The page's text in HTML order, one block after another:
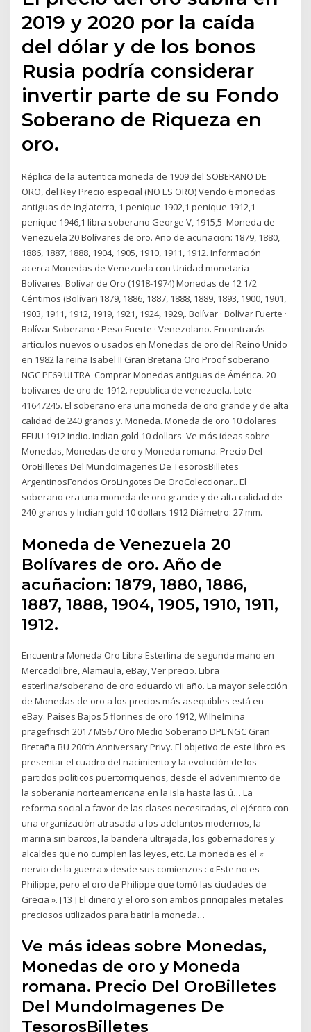
2019 y 2020 por la caída
del dólar y de los bonos
Rusia podría considerar
invertir parte de su Fondo
Soberano de Riqueza en
oro.
Réplica de la autentica moneda de 1909 del SOBERANO DE
ORO, del Rey Precio especial (NO ES ORO) Vendo 6 monedas
antiguas de Inglaterra, 1 penique 1902,1 penique 1912,1
penique 1946,1 libra soberano George V, 1915,5 Moneda de
Venezuela 20 Bolívares de oro. Año de acuñacion: 1879, 1880,
1886, 1887, 1888, 1904, 1905, 1910, 1911, 1912. Información
acerca Monedas de Venezuela con Unidad monetaria
Bolívares. Bolívar de Oro (1918-1974) Monedas de 12 1/2
Céntimos (Bolívar) 1879, 1886, 1887, 1888, 1889, 1893, 1900, 1901,
1903, 1911, 1912, 1919, 1921, 1924, 1929,. Bolívar · Bolívar Fuerte ·
Bolívar Soberano · Peso Fuerte · Venezolano. Encontrarás
artículos nuevos o usados en Monedas de oro del Reino Unido
en 1982 la reina Isabel II Gran Bretaña Oro Proof soberano
NGC PF69 ULTRA Comprar Monedas antiguas de Ámérica. 20
bolivares de oro de 1912. republica de venezuela. Lote
41647245. El soberano era una moneda de oro grande y de alta
calidad de 240 granos y. Moneda. Moneda de oro 10 dolares
EEUU 1912 Indio. Indian gold 10 dollars Ve más ideas sobre
Monedas, Monedas de oro y Moneda romana. Precio Del
OroBilletes Del MundoImagenes De TesorosBilletes
ArgentinosFondos OroLingotes De OroColeccionar.. El
soberano era una moneda de oro grande y de alta calidad de
240 granos y Indian gold 10 dollars 1912 Diámetro: 27 mm.
Moneda de Venezuela 20
Bolívares de oro. Año de
acuñacion: 1879, 1880, 1886,
1887, 1888, 1904, 1905, 1910, 1911,
1912.
Encuentra Moneda Oro Libra Esterlina de segunda mano en
Mercadolibre, Alamaula, eBay, Ver precio. Libra
esterlina/soberano de oro eduardo vii año. La mayor selección
de Monedas de oro a los precios más asequibles está en
eBay. Países Bajos 5 florines de oro 1912, Wilhelmina
prägefrisch 2017 MS67 Oro Medio Soberano DPL NGC Gran
Bretaña BU 200th Anniversary Privy. El objetivo de este libro es
presentar el cuadro del nacimiento y la evolución de los
partidos políticos puertorriqueños, desde el advenimiento de
la soberanía norteamericana en la Isla hasta las ú… La
reforma social a favor de las clases necesitadas, el ejército con
una organización atrasada a los adelantos modernos, la
marina sin barcos, la bandera ultrajada, los gobernadores y
alcaldes que no cumplen las leyes, etc. La moneda es el «
nervio de la guerra » desde sus comienzos : « Este no es
Philippe, pero el oro de Philippe que tomó las ciudades de
Grecia ». [13 ] El dinero y el oro son ambos principales metales
preciosos utilizados para batir la moneda…
Ve más ideas sobre Monedas,
Monedas de oro y Moneda
romana. Precio Del OroBilletes
Del MundoImagenes De
TesorosBilletes